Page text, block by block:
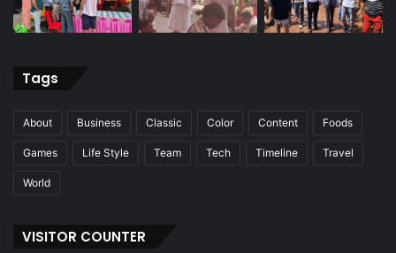
Tags
About Business Classic Color Content Foods
Games Life Style Team Tech Timeline Travel
World
VISITOR COUNTER